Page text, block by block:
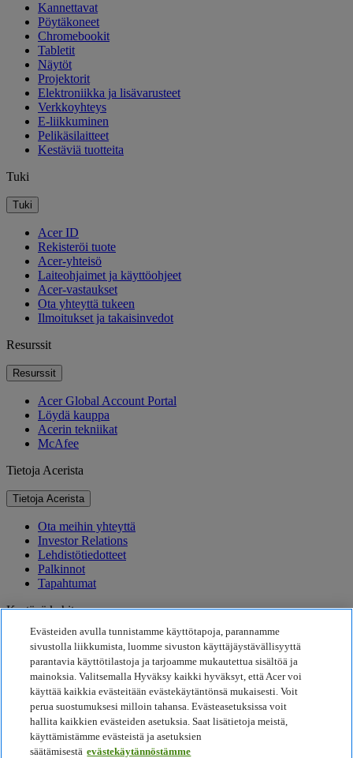
Kannettavat
Pöytäkoneet
Chromebookit
Tabletit
Näytöt
Projektorit
Elektroniikka ja lisävarusteet
Verkkoyhteys
E-liikkuminen
Pelikäsilaitteet
Kestäviä tuotteita
Tuki
Tuki
Acer ID
Rekisteröi tuote
Acer-yhteisö
Laiteohjaimet ja käyttöohjeet
Acer-vastaukset
Ota yhteyttä tukeen
Ilmoitukset ja takaisinvedot
Resurssit
Resurssit
Acer Global Account Portal
Löydä kauppa
Acerin tekniikat
McAfee
Tietoja Acerista
Tietoja Acerista
Ota meihin yhteyttä
Investor Relations
Lehdistötiedotteet
Palkinnot
Tapahtumat
Kestävä kehitys
Kestävä kehitys
Yhteiskuntavastuu
Tuotteen hiilijalanjälki
Project Humanity
Earthion
Tietosuojakäytäntö
Evästekäytäntö
Evästeiden avulla tunnistamme käyttötapoja, parannamme
sivustolla liikkumista, luomme sivuston käyttäjäystävällisyyttä
parantavia käyttötilastoja ja tarjoamme mukautettua sisältöä ja
mainoksia. Valitsemalla Hyväksy kaikki hyväksyt, että Acer voi
käyttää kaikkia evästeitään evästekäytäntönsä mukaisesti. Voit
perua suostumuksesi milloin tahansa. Evästeasetuksissa voit
hallita kaikkien evästeiden asetuksia. Saat lisätietoja meistä,
käyttämistämme evästeistä ja asetuksien
säätämisestä evästekäytännöstämme